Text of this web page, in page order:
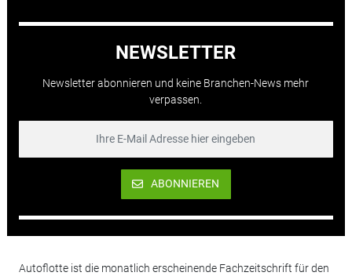
NEWSLETTER
Newsletter abonnieren und keine Branchen-News mehr
verpassen.
ABONNIEREN
Autoflotte ist die monatlich erscheinende Fachzeitschrift für den